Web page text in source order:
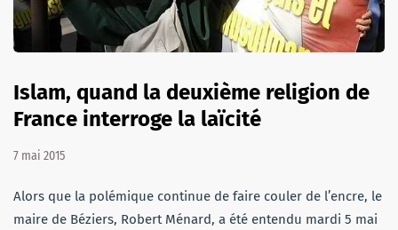
Islam, quand la deuxième religion de
France interroge la laïcité
7 mai 2015
Alors que la polémique continue de faire couler de l’encre, le
maire de Béziers, Robert Ménard, a été entendu mardi 5 mai